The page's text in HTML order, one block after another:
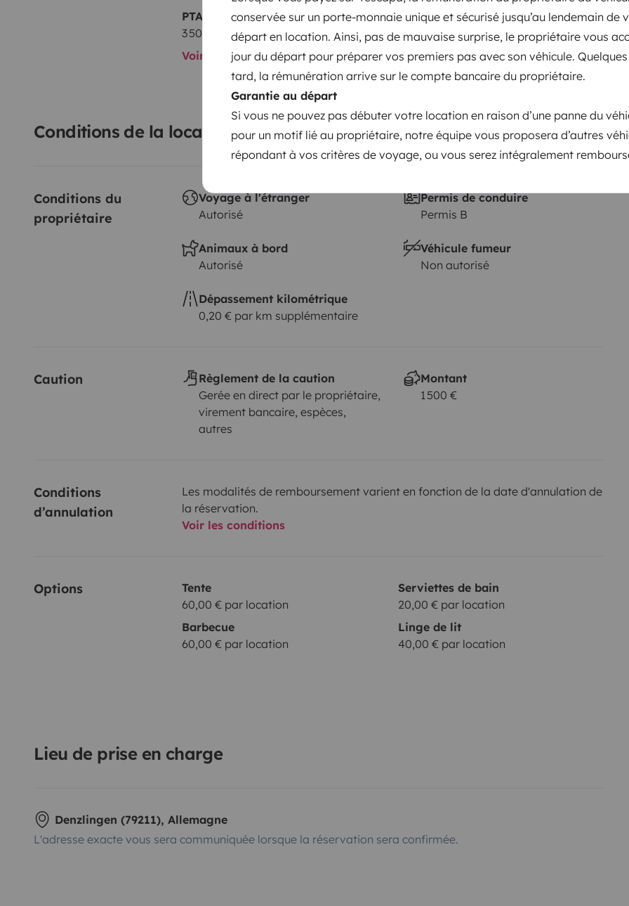
conservée sur un porte-monnaie unique et sécurisé jusqu’au lendemain de
départ en location. Ainsi, pas de mauvaise surprise, le propriétaire vous
jour du départ pour préparer vos premiers pas avec son véhicule.
tard, la rémunération arrive sur le compte bancaire du propriétaire.
Garantie au départ
Si vous ne pouvez pas débuter votre location en raison d’une panne du
pour un motif lié au propriétaire, notre équipe vous proposera d’autres
répondant à vos critères de voyage, ou vous serez intégralement
PTAC
3 500 kg
Hauteur
3,1 m
Voir toutes les caractéristiques
Conditions de la location
Conditions du
propriétaire
Voyage à l'étranger
Autorisé
Permis de conduire
Permis B
Animaux à bord
Autorisé
Véhicule fumeur
Non autorisé
Dépassement kilométrique
0,20 € par km supplémentaire
Caution
Règlement de la caution
Gerée en direct par le propriétaire,
virement bancaire, espèces,
autres
Montant
1 500 €
Conditions
d’annulation
Les modalités de remboursement varient en fonction de la date d'annulation de
la réservation.
Voir les conditions
Options
Tente
60,00 € par location
Serviettes de bain
20,00 € par location
Barbecue
60,00 € par location
Linge de lit
40,00 € par location
Lieu de prise en charge
Denzlingen (79211), Allemagne
L'adresse exacte vous sera communiquée lorsque la réservation sera confirmée.